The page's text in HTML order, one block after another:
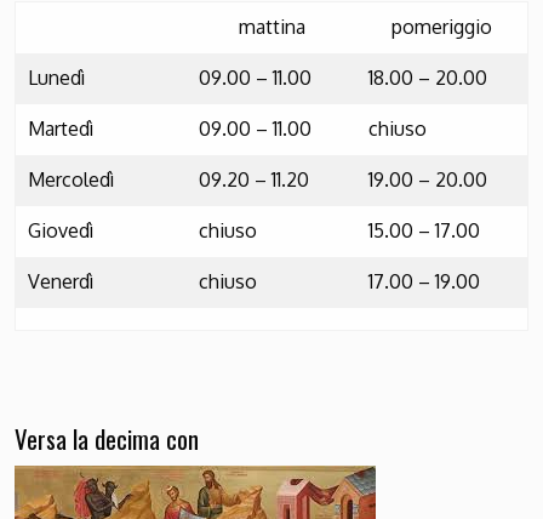
mattina pomeriggio
Lunedì 09.00 – 11.00 18.00 – 20.00
Martedì 09.00 – 11.00 chiuso
Mercoledì 09.20 – 11.20 19.00 – 20.00
Giovedì chiuso 15.00 – 17.00
Venerdì chiuso 17.00 – 19.00
Versa la decima con